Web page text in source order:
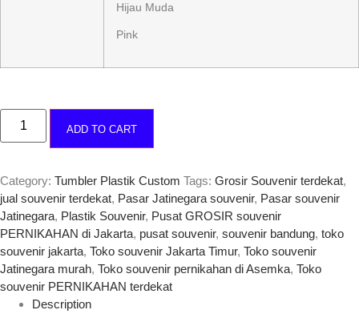
Hijau Muda
Pink
ADD TO CART
Category: Tumbler Plastik Custom Tags: Grosir Souvenir terdekat,
jual souvenir terdekat, Pasar Jatinegara souvenir, Pasar souvenir
Jatinegara, Plastik Souvenir, Pusat GROSIR souvenir
PERNIKAHAN di Jakarta, pusat souvenir, souvenir bandung, toko
souvenir jakarta, Toko souvenir Jakarta Timur, Toko souvenir
Jatinegara murah, Toko souvenir pernikahan di Asemka, Toko
souvenir PERNIKAHAN terdekat
Description